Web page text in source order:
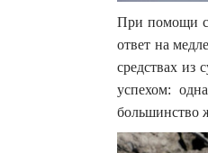
При помощи
ответ на
средствах из
успехом:
большинство